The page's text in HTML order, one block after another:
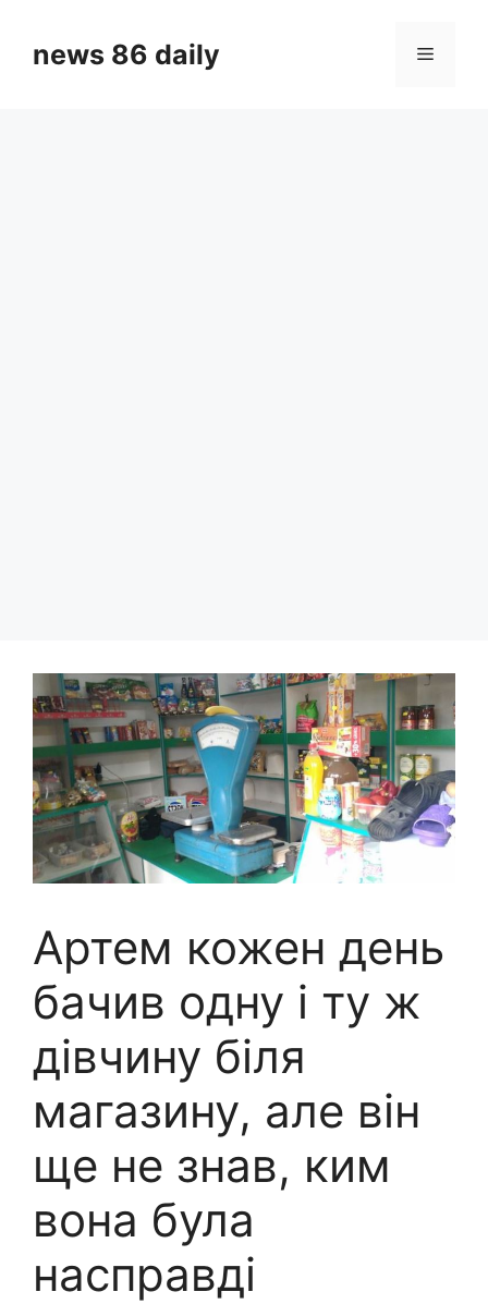
contentnews 86 daily Menu
Артем кожен день
бачив одну і ту ж
дівчину біля
магазину, але він
ще не знав, ким
вона була
насправді